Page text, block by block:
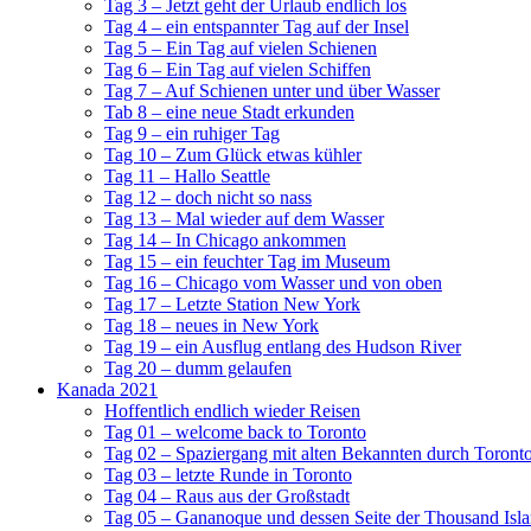
Tag 3 – Jetzt geht der Urlaub endlich los
Tag 4 – ein entspannter Tag auf der Insel
Tag 5 – Ein Tag auf vielen Schienen
Tag 6 – Ein Tag auf vielen Schiffen
Tag 7 – Auf Schienen unter und über Wasser
Tab 8 – eine neue Stadt erkunden
Tag 9 – ein ruhiger Tag
Tag 10 – Zum Glück etwas kühler
Tag 11 – Hallo Seattle
Tag 12 – doch nicht so nass
Tag 13 – Mal wieder auf dem Wasser
Tag 14 – In Chicago ankommen
Tag 15 – ein feuchter Tag im Museum
Tag 16 – Chicago vom Wasser und von oben
Tag 17 – Letzte Station New York
Tag 18 – neues in New York
Tag 19 – ein Ausflug entlang des Hudson River
Tag 20 – dumm gelaufen
Kanada 2021
Hoffentlich endlich wieder Reisen
Tag 01 – welcome back to Toronto
Tag 02 – Spaziergang mit alten Bekannten durch
Tag 03 – letzte Runde in Toronto
Tag 04 – Raus aus der Großstadt
Tag 05 – Gananoque und dessen Seite der Thousand